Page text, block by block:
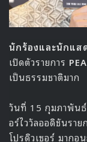
พยายามอย่างหนัก
สมบูรณ์แบบให้ทุก